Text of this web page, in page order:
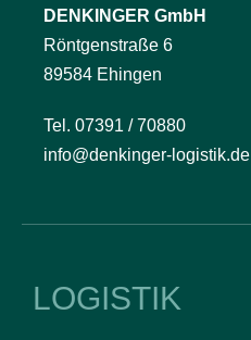
DENKINGER GmbH
Röntgenstraße 6
89584 Ehingen
Tel. 07391 / 70880
info@denkinger-logistik.de
LOGISTIK